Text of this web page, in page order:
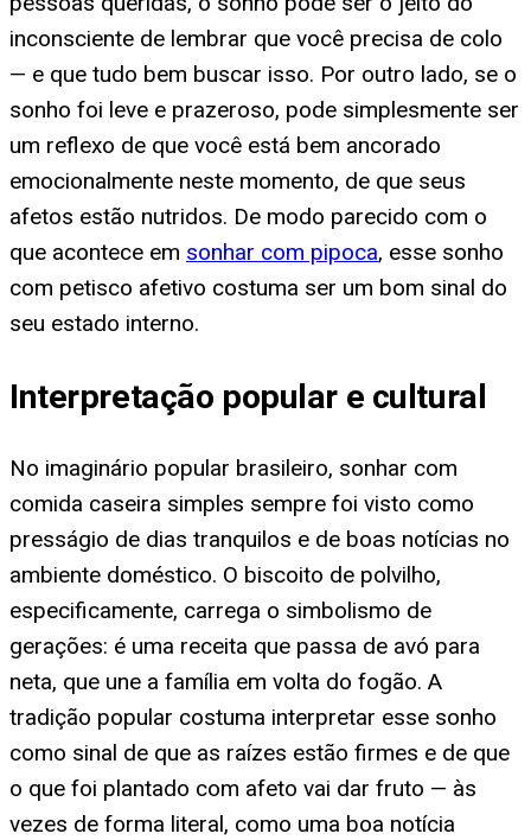
inconsciente de lembrar que você precisa de colo
— e que tudo bem buscar isso. Por outro lado, se o
sonho foi leve e prazeroso, pode simplesmente ser
um reflexo de que você está bem ancorado
emocionalmente neste momento, de que seus
afetos estão nutridos. De modo parecido com o
que acontece em sonhar com pipoca, esse sonho
com petisco afetivo costuma ser um bom sinal do
seu estado interno.
Interpretação popular e cultural
No imaginário popular brasileiro, sonhar com
comida caseira simples sempre foi visto como
presságio de dias tranquilos e de boas notícias no
ambiente doméstico. O biscoito de polvilho,
especificamente, carrega o simbolismo de
gerações: é uma receita que passa de avó para
neta, que une a família em volta do fogão. A
tradição popular costuma interpretar esse sonho
como sinal de que as raízes estão firmes e de que
o que foi plantado com afeto vai dar fruto — às
vezes de forma literal, como uma boa notícia